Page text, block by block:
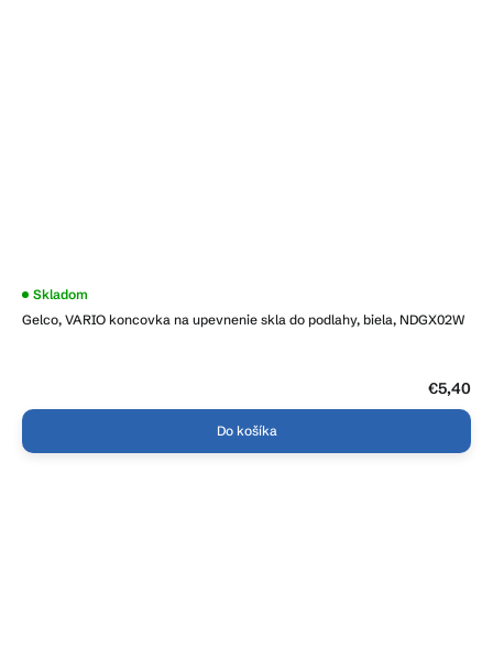
Gelco, VARIO koncovka na upevnenie skla do podlahy, biela, NDGX02W
Skladom
€5,40
Do košíka